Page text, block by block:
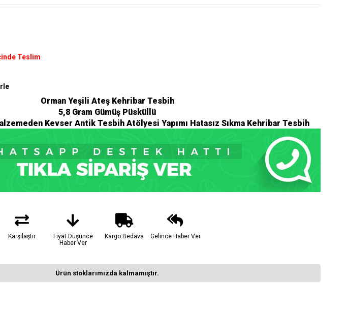
Teslim
Orman Yeşili Ateş Kehribar Tesbih
5,8 Gram Gümüş Püsküllü
Kevser Antik Tesbih Atölyesi Yapımı Hatasız Sıkma Kehribar Tesbih
Karşılaştır
Fiyat Düşünce
Haber Ver
Kargo Bedava Gelince Haber Ver
Ürün stoklarımızda kalmamıştır.